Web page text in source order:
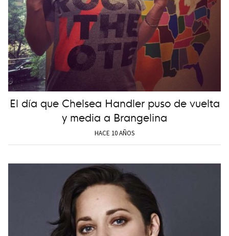
El día que Chelsea Handler puso de vuelta
y media a Brangelina
HACE 10 AÑOS